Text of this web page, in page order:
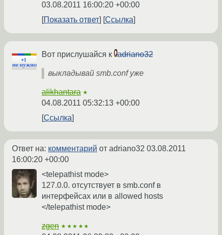
03.08.2011 16:00:20 +00:00
Показать ответ
Ссылка
Вот прислушайся к adriano32
выкладывай smb.conf уже
alikhantara ★
04.08.2011 05:32:13 +00:00
Ссылка
Ответ на: комментарий от adriano32 03.08.2011
16:00:20 +00:00
<telepathist mode>
127.0.0. отсутствует в smb.conf в
интерфейсах или в allowed hosts
</telepathist mode>
zgen ★★★★★